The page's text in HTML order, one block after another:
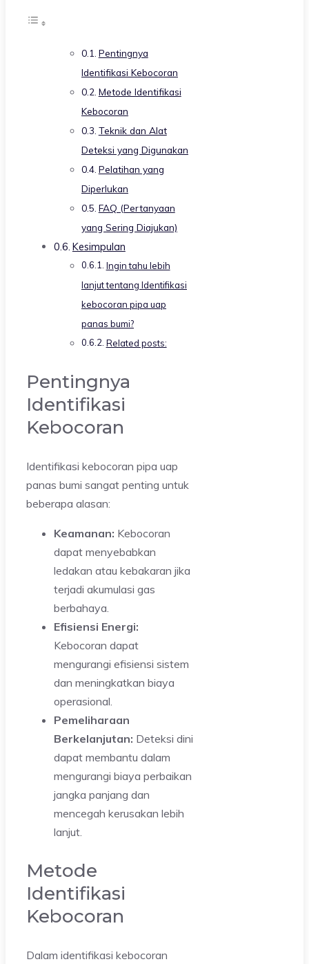
Pentingnya
Identifikasi Kebocoran
Metode Identifikasi
Kebocoran
Teknik dan Alat
Deteksi yang Digunakan
Pelatihan yang
Diperlukan
FAQ (Pertanyaan
yang Sering Diajukan)
Kesimpulan
Ingin tahu lebih
lanjut tentang Identifikasi
kebocoran pipa uap
panas bumi?
Related posts:
Pentingnya
Identifikasi
Kebocoran
Identifikasi kebocoran pipa uap
panas bumi sangat penting untuk
beberapa alasan:
Keamanan: Kebocoran
dapat menyebabkan
ledakan atau kebakaran jika
terjadi akumulasi gas
berbahaya.
Efisiensi Energi:
Kebocoran dapat
mengurangi efisiensi sistem
dan meningkatkan biaya
operasional.
Pemeliharaan
Berkelanjutan: Deteksi dini
dapat membantu dalam
mengurangi biaya perbaikan
jangka panjang dan
mencegah kerusakan lebih
lanjut.
Metode
Identifikasi
Kebocoran
Dalam identifikasi kebocoran